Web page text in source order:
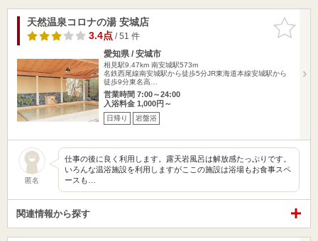
お気に入
りに追加
天然温泉コロナの湯 安城店
3.4点/ 51 件
愛知県 / 安城市
相見駅9.47km 南安城駅573m
名鉄西尾線南安城駅から徒歩5分JR東海道本線安城駅から
徒歩9分東名高…
営業時間 7:00～24:00
入浴料金 1,000円～
日帰り 岩盤浴
匿名
仕事の後に良く利用します。露天岩風呂は解放感たっぷりです。
いろんな温浴施設を利用しますがここの施設は浴場もお食事スペ
ースも…
関連情報から探す